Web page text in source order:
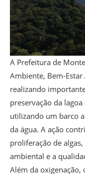
A Prefeitura de
Ambiente, Bem-
realizando
preservação da
utilizando um barco
da água. A ação
proliferação de
ambiental e a
Além da